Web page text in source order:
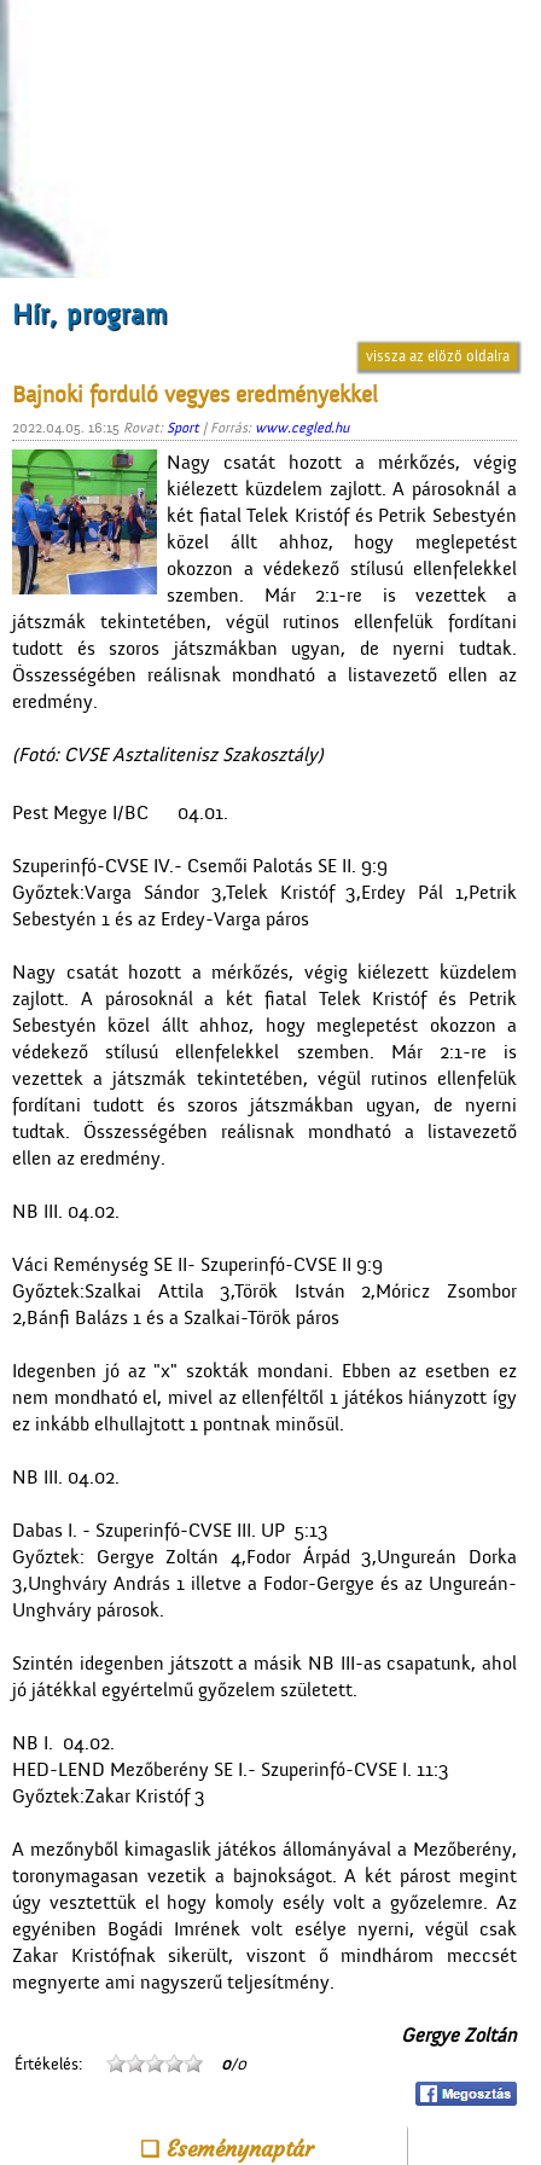
Hír, program
vissza az előző oldalra
Bajnoki forduló vegyes eredményekkel
2022.04.05. 16:15 Rovat: Sport| Forrás: www.cegled.hu
Nagy csatát hozott a mérkőzés, végig
kiélezett küzdelem zajlott. A párosoknál a
két fiatal Telek Kristóf és Petrik Sebestyén
közel állt ahhoz, hogy meglepetést
okozzon a védekező stílusú ellenfelekkel
szemben. Már 2:1-re is vezettek a
játszmák tekintetében, végül rutinos ellenfelük fordítani
tudott és szoros játszmákban ugyan, de nyerni tudtak.
Összességében reálisnak mondható a listavezető ellen az
eredmény.
(Fotó: CVSE Asztalitenisz Szakosztály)
Pest Megye I/BC 04.01.
Szuperinfó-CVSE IV.- Csemői Palotás SE II. 9:9
Győztek:Varga Sándor 3,Telek Kristóf 3,Erdey Pál 1,Petrik
Sebestyén 1 és az Erdey-Varga páros
Nagy csatát hozott a mérkőzés, végig kiélezett küzdelem
zajlott. A párosoknál a két fiatal Telek Kristóf és Petrik
Sebestyén közel állt ahhoz, hogy meglepetést okozzon a
védekező stílusú ellenfelekkel szemben. Már 2:1-re is
vezettek a játszmák tekintetében, végül rutinos ellenfelük
fordítani tudott és szoros játszmákban ugyan, de nyerni
tudtak. Összességében reálisnak mondható a listavezető
ellen az eredmény.
NB III. 04.02.
Váci Reménység SE II- Szuperinfó-CVSE II 9:9
Győztek:Szalkai Attila 3,Török István 2,Móricz Zsombor
2,Bánfi Balázs 1 és a Szalkai-Török páros
Idegenben jó az "x" szokták mondani. Ebben az esetben ez
nem mondható el, mivel az ellenféltől 1 játékos hiányzott így
ez inkább elhullajtott 1 pontnak minősül.
NB III. 04.02.
Dabas I. - Szuperinfó-CVSE III. UP 5:13
Győztek: Gergye Zoltán 4,Fodor Árpád 3,Ungureán Dorka
3,Unghváry András 1 illetve a Fodor-Gergye és az Ungureán-
Unghváry párosok.
Szintén idegenben játszott a másik NB III-as csapatunk, ahol
jó játékkal egyértelmű győzelem született.
NB I. 04.02.
HED-LEND Mezőberény SE I.- Szuperinfó-CVSE I. 11:3
Győztek:Zakar Kristóf 3
A mezőnyből kimagaslik játékos állományával a Mezőberény,
toronymagasan vezetik a bajnokságot. A két párost megint
úgy vesztettük el hogy komoly esély volt a győzelemre. Az
egyéniben Bogádi Imrének volt esélye nyerni, végül csak
Zakar Kristófnak sikerült, viszont ő mindhárom meccsét
megnyerte ami nagyszerű teljesítmény.
Gergye Zoltán
Értékelés: 0/0
Eseménynaptár